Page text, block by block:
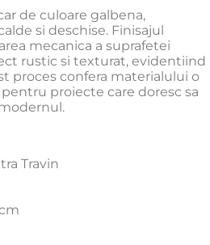
de culoare galbena,
si deschise. Finisajul
mecanica a suprafetei
rustic si texturat, evidentiind
proces confera materialului o
proiecte care doresc sa
Travin